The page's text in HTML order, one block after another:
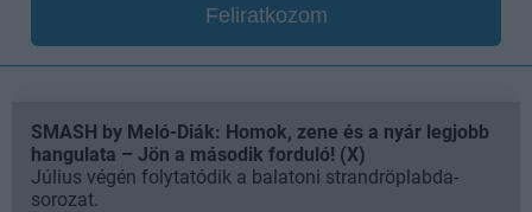
Feliratkozom
SMASH by Meló-Diák: Homok, zene és a nyár legjobb
hangulata – Jön a második forduló! (X)
Július végén folytatódik a balatoni strandröplabda-
sorozat.